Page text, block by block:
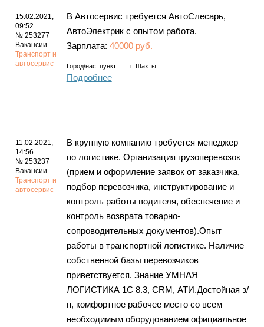
15.02.2021,
09:52
№ 253277
Вакансии —
Транспорт и
автосервис
В Автосервис требуется АвтоСлесарь,
АвтоЭлектрик с опытом работа.
Зарплата: 40000 руб.
Город/нас. пункт: г. Шахты
Подробнее
11.02.2021,
14:56
№ 253237
Вакансии —
Транспорт и
автосервис
В крупную компанию требуется менеджер
по логистике. Организация грузоперевозок
(прием и оформление заявок от заказчика,
подбор перевозчика, инструктирование и
контроль работы водителя, обеспечение и
контроль возврата товарно-
сопроводительных документов).Опыт
работы в транспортной логистике. Наличие
собственной базы перевозчиков
приветствуется. Знание УМНАЯ
ЛОГИСТИКА 1С 8.3, CRM, АТИ.Достойная з/
п, комфортное рабочее место со всем
необходимым оборудованием официальное